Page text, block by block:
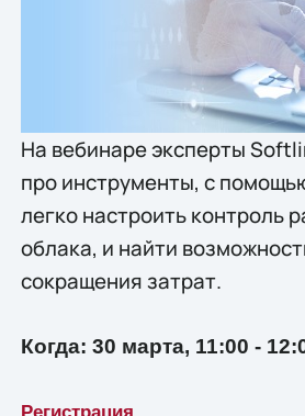
На вебинаре эксперты
про инструменты, с
легко настроить контроль
облака, и найти
сокращения затрат.
Когда: 30 марта, 11:00 -